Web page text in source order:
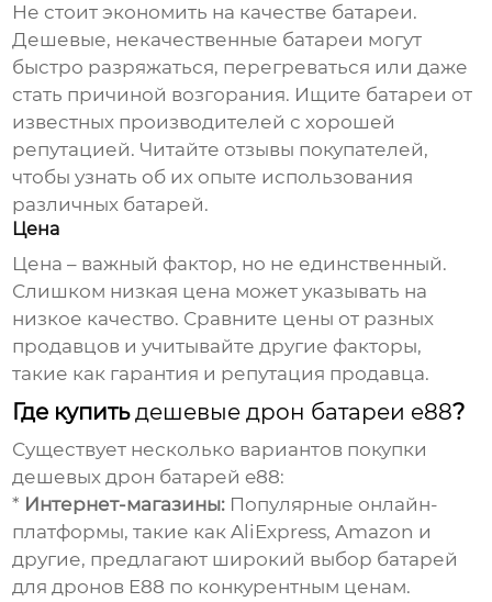
Не стоит экономить на качестве батареи.
Дешевые, некачественные батареи могут
быстро разряжаться, перегреваться или даже
стать причиной возгорания. Ищите батареи от
известных производителей с хорошей
репутацией. Читайте отзывы покупателей,
чтобы узнать об их опыте использования
различных батарей.
Цена
Цена – важный фактор, но не единственный.
Слишком низкая цена может указывать на
низкое качество. Сравните цены от разных
продавцов и учитывайте другие факторы,
такие как гарантия и репутация продавца.
Где купитьдешевые дрон батареи e88?
Существует несколько вариантов покупки
дешевых дрон батарей e88:
* Интернет-магазины: Популярные онлайн-
платформы, такие как AliExpress, Amazon и
другие, предлагают широкий выбор батарей
для дронов E88 по конкурентным ценам.